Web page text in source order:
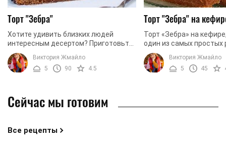
Торт "Зебра"
Хотите удивить близких людей
интересным десертом? Приготовьте
торт «Зебра» по нашему рецепту. Из
соединения белого и шоколадного
теста создаются ...
Виктория Жмайло
5
90 4.5
Торт "Зебра" на
Торт «Зебра» на
один из самых простых
данного десерта.
совсем не сложно.
красивый и очень ...
Виктория Жмайло
5
45
Сейчас мы готовим
Все рецепты